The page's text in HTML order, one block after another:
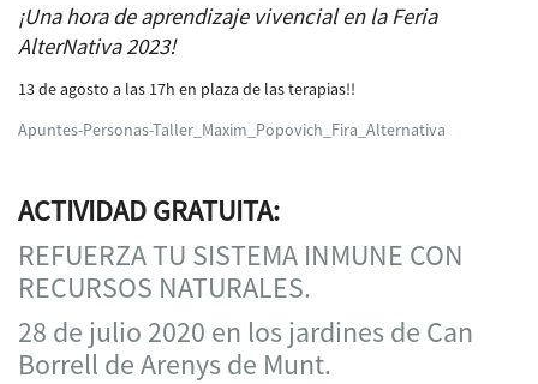
¡Una hora de aprendizaje vivencial en la Feria
AlterNativa 2023!
13 de agosto a las 17h en plaza de las terapias!!
Apuntes-Personas-Taller_Maxim_Popovich_Fira_Alternativa
ACTIVIDAD GRATUITA:
REFUERZA TU SISTEMA INMUNE CON
RECURSOS NATURALES.
28 de julio 2020 en los jardines de Can
Borrell de Arenys de Munt.